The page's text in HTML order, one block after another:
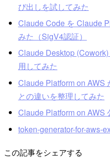
び出しを試してみた
Claude Code を Claude
みた（SigV4認証）
Claude Desktop
用してみた
Claude Platform on AWS
との違いを整理してみた
Claude Platform on AWS
token-generator-for-aws-
この記事をシェアする